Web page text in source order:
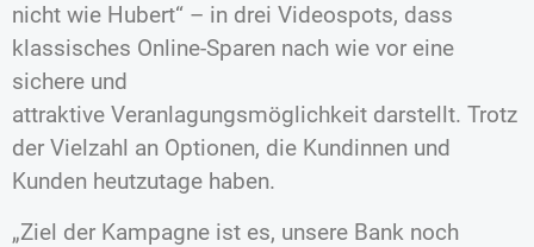
nicht wie Hubert“ – in drei Videospots, dass
klassisches Online-Sparen nach wie vor eine
sichere und
attraktive Veranlagungsmöglichkeit darstellt. Trotz
der Vielzahl an Optionen, die Kundinnen und
Kunden heutzutage haben.
„Ziel der Kampagne ist es, unsere Bank noch